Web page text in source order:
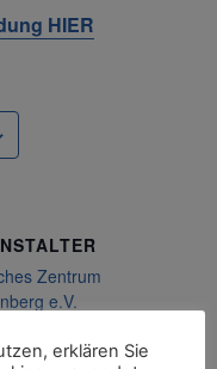
HIER
Zentrum
e.V.
erklären Sie